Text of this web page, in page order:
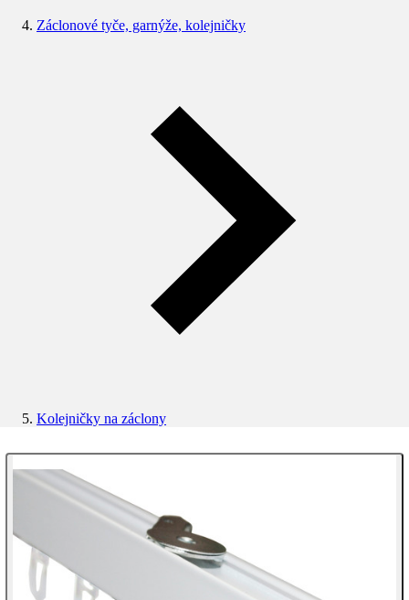
Záclonové tyče, garnýže, kolejničky
Kolejničky na záclony